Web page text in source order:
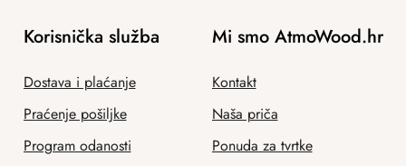
Korisnička služba
Dostava i plaćanje
Praćenje pošiljke
Program odanosti
Mi smo AtmoWood.hr
Kontakt
Naša priča
Ponuda za tvrtke